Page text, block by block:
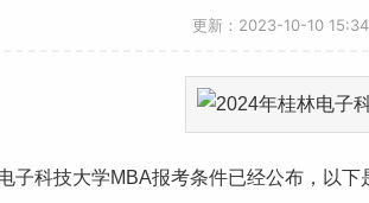
更新：2023-10-10
子科技大学MBA报考条件已经公布，以